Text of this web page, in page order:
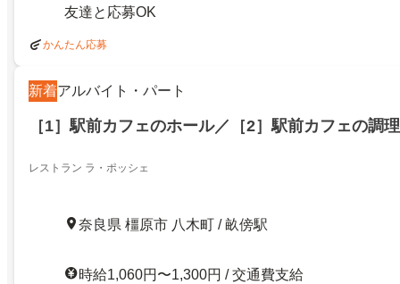
友達と応募OK
かんたん応募
新着アルバイト・パート
［1］駅前カフェのホール／［2］駅前カフェの調
レストラン ラ・ポッシェ
奈良県 橿原市 八木町 / 畝傍駅
時給1,060円〜1,300円 / 交通費支給